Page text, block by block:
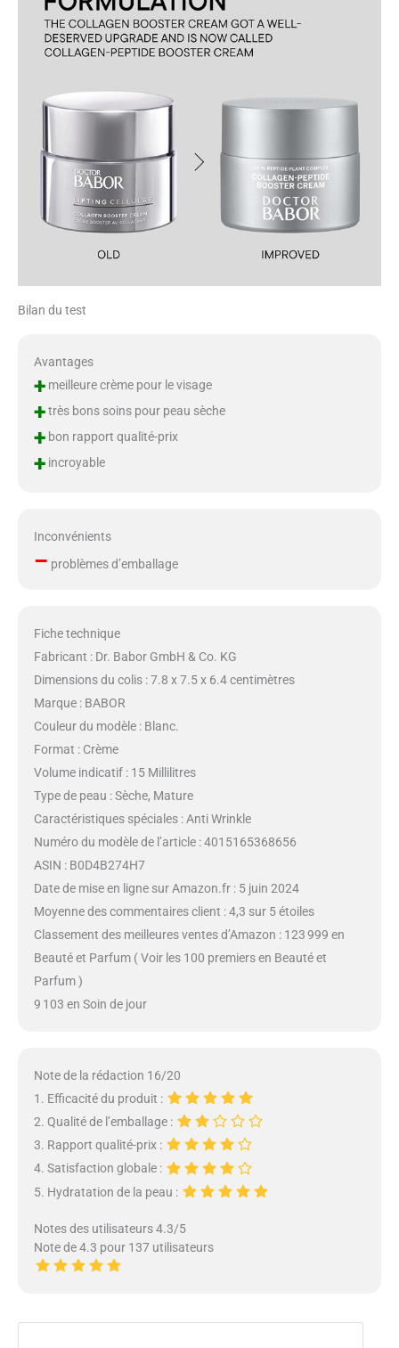
Bilan du test
Avantages
+meilleure crème pour le visage
+très bons soins pour peau sèche
+bon rapport qualité-prix
+incroyable
Inconvénients
– problèmes d’emballage
Fiche technique
Fabricant : Dr. Babor GmbH & Co. KG
Dimensions du colis : 7.8 x 7.5 x 6.4 centimètres
Marque : BABOR
Couleur du modèle : Blanc.
Format : Crème
Volume indicatif : 15 Millilitres
Type de peau : Sèche, Mature
Caractéristiques spéciales : Anti Wrinkle
Numéro du modèle de l’article : 4015165368656
ASIN : B0D4B274H7
Date de mise en ligne sur Amazon.fr : 5 juin 2024
Moyenne des commentaires client : 4,3 sur 5 étoiles
Classement des meilleures ventes d’Amazon : 123 999 en
Beauté et Parfum ( Voir les 100 premiers en Beauté et
Parfum )
9 103 en Soin de jour
Note de la rédaction 16/20
1. Efficacité du produit :
2. Qualité de l’emballage :
3. Rapport qualité-prix :
4. Satisfaction globale :
5. Hydratation de la peau :
Notes des utilisateurs 4.3/5
Note de 4.3 pour 137 utilisateurs